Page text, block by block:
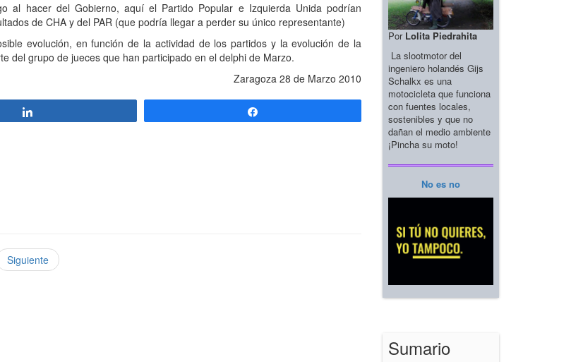
al hacer del Gobierno, aquí el Partido Popular e Izquierda Unida podrían
de CHA y del PAR (que podría llegar a perder su único representante)
evolución, en función de la actividad de los partidos y la evolución de la
del grupo de jueces que han participado en el delphi de Marzo.
Zaragoza 28 de Marzo 2010
Siguiente
Por Lolita Piedrahita
La slootmotor del
ingeniero holandés Gijs
Schalkx es una
motocicleta que funciona
con fuentes locales,
sostenibles y que no
dañan el medio ambiente
¡Pincha su moto!
No es no
Sumario